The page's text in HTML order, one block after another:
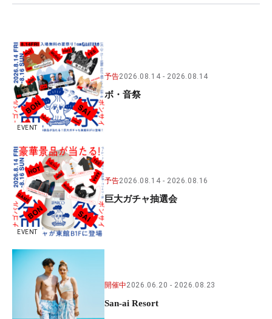
EVENT
予告2026.08.14 2026.08.14
ボ・音祭
EVENT
予告2026.08.14 2026.08.16
巨大ガチャ抽選会
開催中2026.06.20 2026.08.23
San-ai Resort